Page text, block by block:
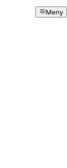
Meny